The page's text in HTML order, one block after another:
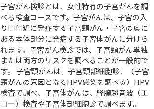
子宮がん検診とは、女性特有の子宮がんを調
べる検査コースです。子宮がんは、子宮の入
り口付近に発症する子宮頸がん・子宮の奥に
ある本体部分に発症する子宮体がんに分けら
れます。子宮がん検診では、子宮頸がん単独
または両方のリスクを調べることが一般的で
す。 子宮頸がんは、子宮頸部細胞診、（子宮
頸がんの原因となるHPV感染を調べる）HPV
検査で調べ、子宮体がんは、経膣超音波（エ
コー）検査や子宮体部細胞診で調べます。